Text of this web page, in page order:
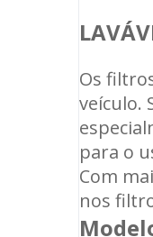
Os
veículo.
para o
Com
nos